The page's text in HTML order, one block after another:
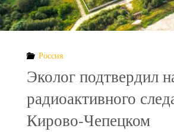
радиоактивных
отходов"
Россия
Эколог подтвердил
радиоактивного
Кирово-Чепецком